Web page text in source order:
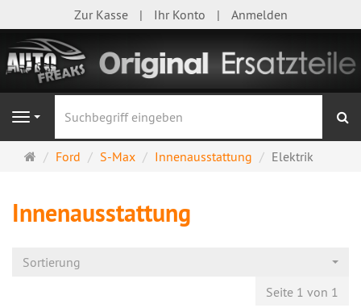
Zur Kasse Ihr Konto Anmelden
Navigation
Startseite
Ford S-Max Innenausstattung Elektrik
Innenausstattung
Sortierung
Seite 1 von 1